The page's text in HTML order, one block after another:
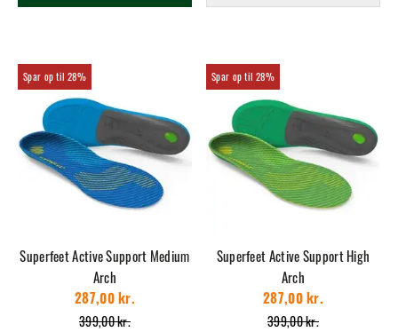
28%
Superfeet Active Support Medium
Arch
399,00 kr.
287,00 kr.
28%
Superfeet Active Support High
Arch
399,00 kr.
287,00 kr.